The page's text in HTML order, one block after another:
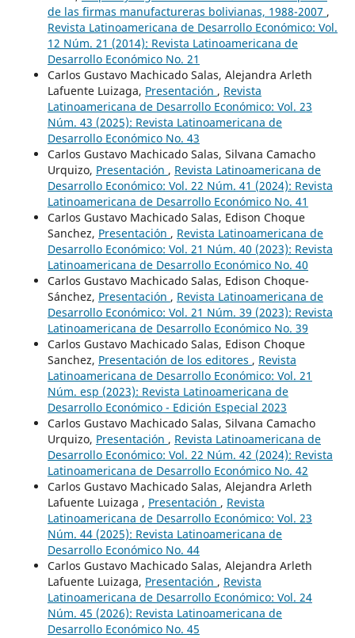
de las firmas manufactureras bolivianas, 1988-2007 ,
Revista Latinoamericana de Desarrollo Económico: Vol.
12 Núm. 21 (2014): Revista Latinoamericana de
Desarrollo Económico No. 21
Carlos Gustavo Machicado Salas, Alejandra Arleth
Lafuente Luizaga, Presentación , Revista
Latinoamericana de Desarrollo Económico: Vol. 23
Núm. 43 (2025): Revista Latinoamericana de
Desarrollo Económico No. 43
Carlos Gustavo Machicado Salas, Silvana Camacho
Urquizo, Presentación , Revista Latinoamericana de
Desarrollo Económico: Vol. 22 Núm. 41 (2024): Revista
Latinoamericana de Desarrollo Económico No. 41
Carlos Gustavo Machicado Salas, Edison Choque
Sanchez, Presentación , Revista Latinoamericana de
Desarrollo Económico: Vol. 21 Núm. 40 (2023): Revista
Latinoamericana de Desarrollo Económico No. 40
Carlos Gustavo Machicado Salas, Edison Choque-
Sánchez, Presentación , Revista Latinoamericana de
Desarrollo Económico: Vol. 21 Núm. 39 (2023): Revista
Latinoamericana de Desarrollo Económico No. 39
Carlos Gustavo Machicado Salas, Edison Choque
Sanchez, Presentación de los editores , Revista
Latinoamericana de Desarrollo Económico: Vol. 21
Núm. esp (2023): Revista Latinoamericana de
Desarrollo Económico - Edición Especial 2023
Carlos Gustavo Machicado Salas, Silvana Camacho
Urquizo, Presentación , Revista Latinoamericana de
Desarrollo Económico: Vol. 22 Núm. 42 (2024): Revista
Latinoamericana de Desarrollo Económico No. 42
Carlos Gustavo Machicado Salas, Alejandra Arleth
Lafuente Luizaga , Presentación , Revista
Latinoamericana de Desarrollo Económico: Vol. 23
Núm. 44 (2025): Revista Latinoamericana de
Desarrollo Económico No. 44
Carlos Gustavo Machicado Salas, Alejandra Arleth
Lafuente Luizaga, Presentación , Revista
Latinoamericana de Desarrollo Económico: Vol. 24
Núm. 45 (2026): Revista Latinoamericana de
Desarrollo Económico No. 45